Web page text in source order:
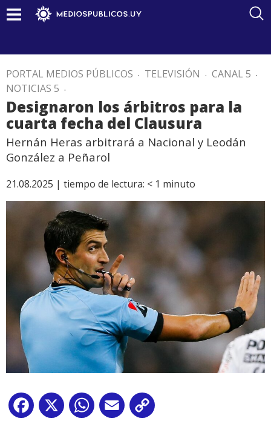
PORTAL MEDIOS PÚBLICOS . TELEVISIÓN . CANAL 5 .
NOTICIAS 5 .
Designaron los árbitros para la
cuarta fecha del Clausura
Hernán Heras arbitrará a Nacional y Leodán
González a Peñarol
21.08.2025 | tiempo de lectura: < 1 minuto
Facebook
X WhatsApp
Email